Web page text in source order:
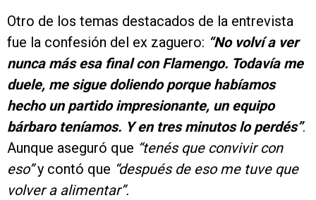
Otro de los temas destacados de la entrevista
fue la confesión del ex zaguero: “No volví a ver
nunca más esa final con Flamengo. Todavía me
duele, me sigue doliendo porque habíamos
hecho un partido impresionante, un equipo
bárbaro teníamos. Y en tres minutos lo perdés”.
Aunque aseguró que “tenés que convivir con
eso”y contó que “después de eso me tuve que
volver a alimentar”.